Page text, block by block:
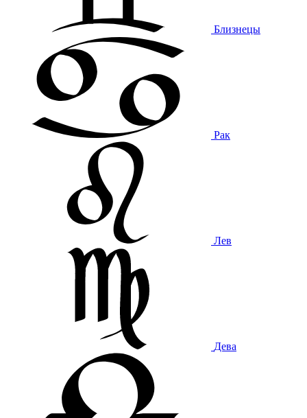
Близнецы
Рак
Лев
Дева